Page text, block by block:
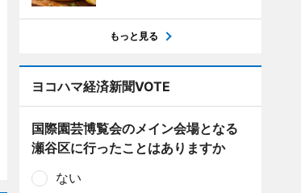
もっと見る
ヨコハマ経済新聞VOTE
国際園芸博覧会のメイン会場となる
瀬谷区に行ったことはありますか
ない